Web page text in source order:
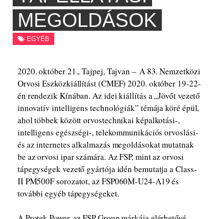
MEGOLDÁSOK
EGYÉB
2020. október 21., Tajpej, Tajvan – A 83. Nemzetközi
Orvosi Eszközkiállítást (CMEF) 2020. október 19-22-
én rendezik Kínában. Az idei kiállítás a „Jövőt vezető
innovatív intelligens technológiák” témája köré épül,
ahol többek között orvostechnikai képalkotási-,
intelligens egészségi-, telekommunikációs orvoslási-
és az internetes alkalmazás megoldásokat mutatnak
be az orvosi ipar számára. Az FSP, mint az orvosi
tápegységek vezető gyártója idén bemutatja a Class-
II PM500F sorozatot, az FSP060M-U24-A19 és
további egyéb tápegységeket.